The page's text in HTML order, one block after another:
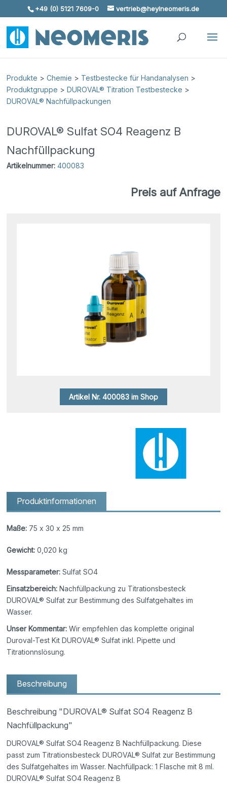
Skip To Content
+49 (0) 5121 7609-0 vertrieb@heylneomeris.de
Produkte >Chemie > Testbestecke für Handanalysen >
Produktgruppe >DUROVAL® Titration Testbestecke >
DUROVAL® Nachfüllpackungen
DUROVAL® Sulfat SO4 Reagenz B
Nachfüllpackung
Artikelnummer: 400083
Preis auf Anfrage
Artikel Nr. 400083 im Shop
Produktinformationen
Maße: 75 x 30 x 25 mm
Gewicht: 0,020 kg
Messparameter: Sulfat SO4
Einsatzbereich: Nachfüllpackung zu Titrationsbesteck
DUROVAL® Sulfat zur Bestimmung des Sulfatgehaltes im
Wasser.
Unser Kommentar: Wir empfehlen das komplette original
Duroval-Test Kit DUROVAL® Sulfat inkl. Pipette und
Titrationnslösung.
Beschreibung
Beschreibung "DUROVAL® Sulfat SO4 Reagenz B
Nachfüllpackung"
DUROVAL® Sulfat SO4 Reagenz B Nachfüllpackung. Diese
passt zum Titrationsbesteck DUROVAL® Sulfat zur Bestimmung
des Sulfatgehaltes im Wasser. Nachfüllpack: 1 Flasche mit 8 ml.
DUROVAL® Sulfat SO4 Reagenz B